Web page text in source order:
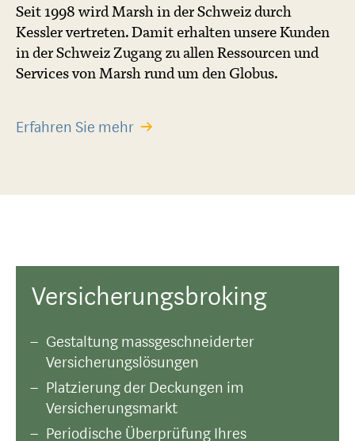
Seit 1998 wird Marsh in der Schweiz durch
Kessler vertreten. Damit erhalten unsere Kunden
in der Schweiz Zugang zu allen Ressourcen und
Services von Marsh rund um den Globus.
Erfahren Sie mehr
Versicherungsbroking
Gestaltung massgeschneiderter
Versicherungslösungen
Platzierung der Deckungen im
Versicherungsmarkt
Periodische Überprüfung Ihres